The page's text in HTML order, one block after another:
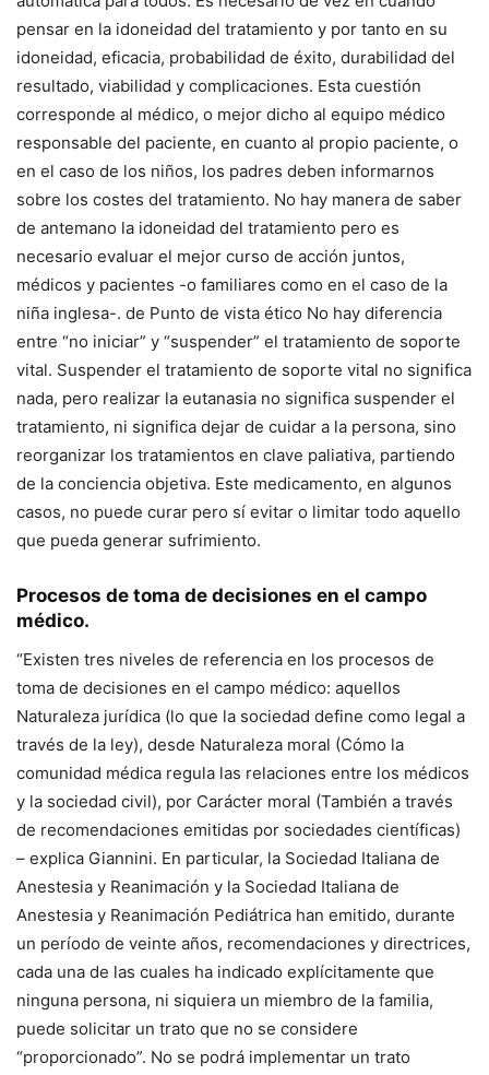
pensar en la idoneidad del tratamiento y por tanto en su
idoneidad, eficacia, probabilidad de éxito, durabilidad del
resultado, viabilidad y complicaciones. Esta cuestión
corresponde al médico, o mejor dicho al equipo médico
responsable del paciente, en cuanto al propio paciente, o
en el caso de los niños, los padres deben informarnos
sobre los costes del tratamiento. No hay manera de saber
de antemano la idoneidad del tratamiento pero es
necesario evaluar el mejor curso de acción juntos,
médicos y pacientes -o familiares como en el caso de la
niña inglesa-. de Punto de vista ético No hay diferencia
entre “no iniciar” y “suspender” el tratamiento de soporte
vital. Suspender el tratamiento de soporte vital no significa
nada, pero realizar la eutanasia no significa suspender el
tratamiento, ni significa dejar de cuidar a la persona, sino
reorganizar los tratamientos en clave paliativa, partiendo
de la conciencia objetiva. Este medicamento, en algunos
casos, no puede curar pero sí evitar o limitar todo aquello
que pueda generar sufrimiento.
Procesos de toma de decisiones en el campo
médico.
“Existen tres niveles de referencia en los procesos de
toma de decisiones en el campo médico: aquellos
Naturaleza jurídica (lo que la sociedad define como legal a
través de la ley), desde Naturaleza moral (Cómo la
comunidad médica regula las relaciones entre los médicos
y la sociedad civil), por Carácter moral (También a través
de recomendaciones emitidas por sociedades científicas)
– explica Giannini. En particular, la Sociedad Italiana de
Anestesia y Reanimación y la Sociedad Italiana de
Anestesia y Reanimación Pediátrica han emitido, durante
un período de veinte años, recomendaciones y directrices,
cada una de las cuales ha indicado explícitamente que
ninguna persona, ni siquiera un miembro de la familia,
puede solicitar un trato que no se considere
“proporcionado”. No se podrá implementar un trato